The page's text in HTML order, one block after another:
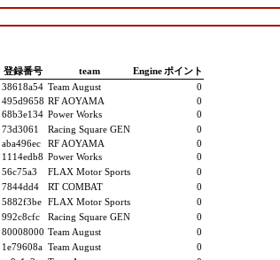
登録番号 team Engine ポイント
38618a54 Team August
0
495d9658 RF AOYAMA
0
68b3e134 Power Works
0
73d3061 Racing Square GEN
0
aba496ec RF AOYAMA
0
1114edb8 Power Works
0
56c75a3 FLAX Motor Sports
0
7844dd4 RT COMBAT
0
5882f3be FLAX Motor Sports
0
992c8cfc Racing Square GEN
0
80008000 Team August
0
1e79608a Team August
0